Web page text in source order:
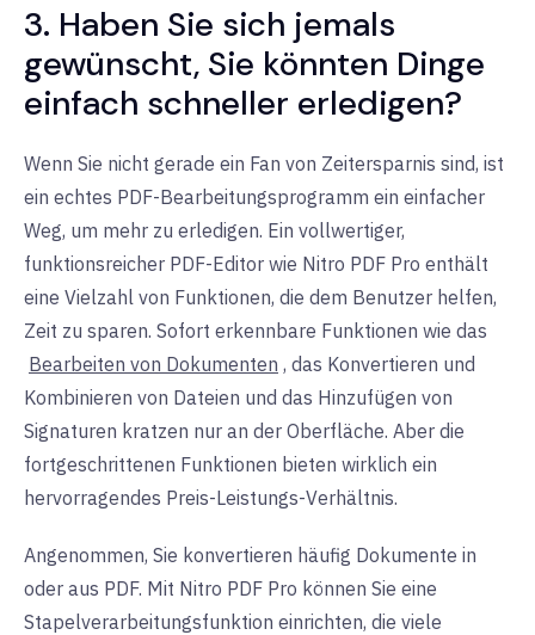
3. Haben Sie sich jemals
gewünscht, Sie könnten Dinge
einfach schneller erledigen?
Wenn Sie nicht gerade ein Fan von Zeitersparnis sind, ist
ein echtes PDF-Bearbeitungsprogramm ein einfacher
Weg, um mehr zu erledigen. Ein vollwertiger,
funktionsreicher PDF-Editor wie Nitro PDF Pro enthält
eine Vielzahl von Funktionen, die dem Benutzer helfen,
Zeit zu sparen. Sofort erkennbare Funktionen wie das
Bearbeiten von Dokumenten , das Konvertieren und
Kombinieren von Dateien und das Hinzufügen von
Signaturen kratzen nur an der Oberfläche. Aber die
fortgeschrittenen Funktionen bieten wirklich ein
hervorragendes Preis-Leistungs-Verhältnis.
Angenommen, Sie konvertieren häufig Dokumente in
oder aus PDF. Mit Nitro PDF Pro können Sie eine
Stapelverarbeitungsfunktion einrichten, die viele